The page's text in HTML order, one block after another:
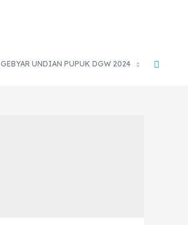
GEBYAR UNDIAN PUPUK DGW 2024